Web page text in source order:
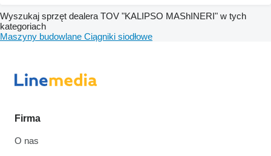
Wyszukaj sprzęt dealera TOV "KALIPSO MAShINERI" w tych
kategoriach
Maszyny budowlane Ciągniki siodłowe
Firma
O nas